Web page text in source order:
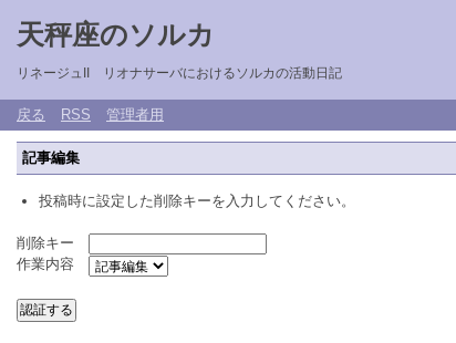
天秤座のソルカ
リネージュII リオナサーバにおけるソルカの活動日記
戻る RSS 管理者用
記事編集
投稿時に設定した削除キーを入力してください。
削除キー
作業内容